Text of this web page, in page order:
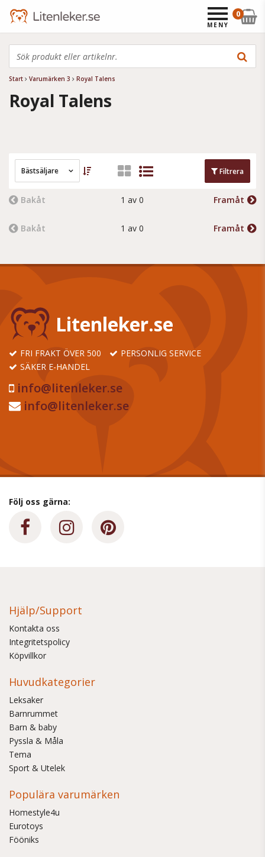
Start Varumärken 3 Royal Talens
Royal Talens
Bästsäljare Filtrera
Bakåt 1 av 0 Framåt
Bakåt 1 av 0 Framåt
Litenleker.se
FRI FRAKT ÖVER 500
PERSONLIG SERVICE
SÄKER E-HANDEL
info@litenleker.se
info@litenleker.se
Följ oss gärna:
Hjälp/Support
Kontakta oss
Integritetspolicy
Köpvillkor
Huvudkategorier
Leksaker
Barnrummet
Barn & baby
Pyssla & Måla
Tema
Sport & Utelek
Populära varumärken
Homestyle4u
Eurotoys
Fööniks
0
MENY